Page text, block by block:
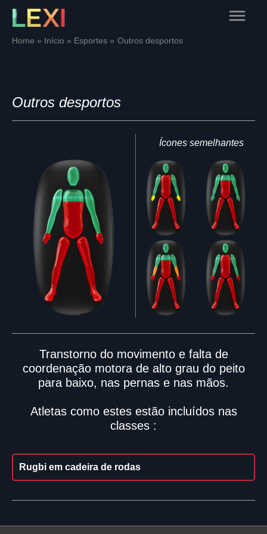
Skip
content
Main
Home Início Esportes Outros desportos
Outros desportos
Ícones semelhantes
Transtorno do movimento e falta de
coordenação motora de alto grau do peito
para baixo, nas pernas e nas mãos.
Atletas como estes estão incluídos nas
classes :
Rugbi em cadeira de rodas